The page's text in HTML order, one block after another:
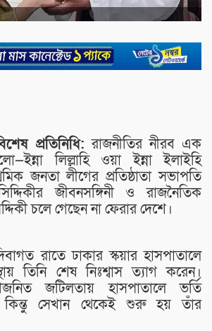
প্রতিনিধি: রাজনীতির নীরব এক
লিল্লাহি ওয়া ইন্না ইলাইহি
জনতা লীগের প্রতিষ্ঠাতা সভাপতি
জীবনসঙ্গিনী ও রাজনৈতিক
চলে গেছেন না ফেরার দেশে।
রাতে ঢাকার স্কয়ার হাসপাতালে
তিনি শেষ নিঃশ্বাস ত্যাগ করেন।
জটিলতায় হাসপাতালে ভর্তি
কিন্তু সেখান থেকেই শুরু হয় তাঁর